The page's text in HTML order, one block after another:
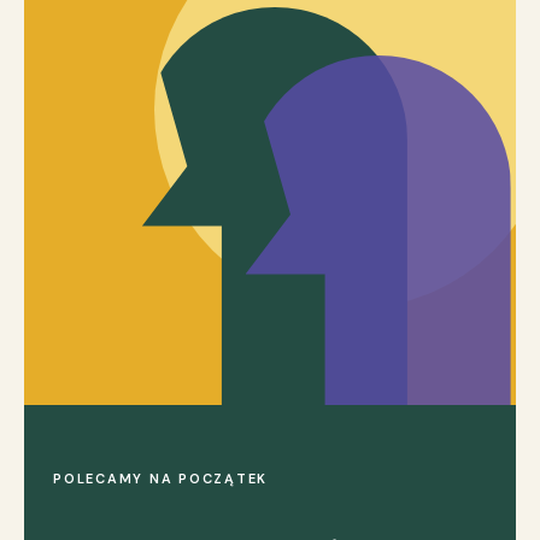
POLECAMY NA POCZĄTEK